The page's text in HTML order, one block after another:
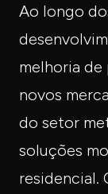
Ao longo
melhoria de
novos
do setor
soluções
residencial.